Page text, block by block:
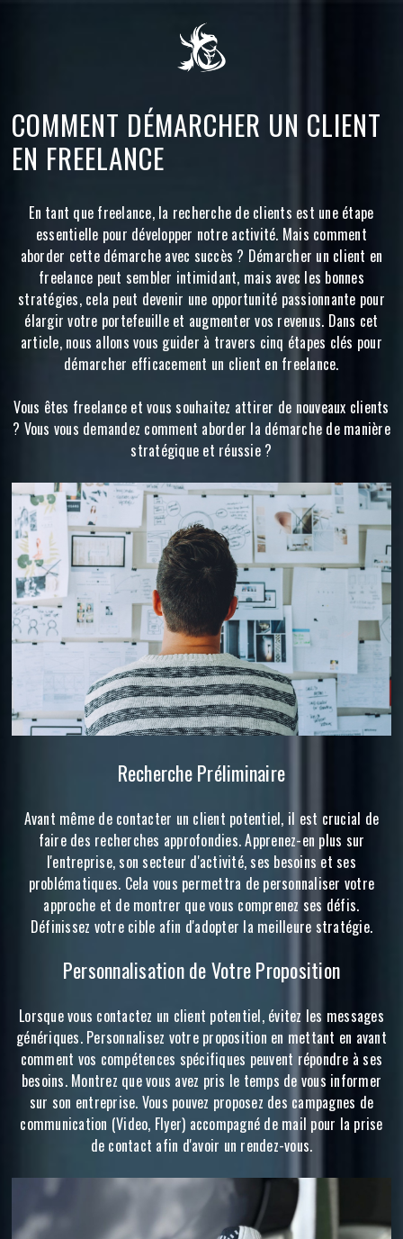
COMMENT DÉMARCHER UN CLIENT
EN FREELANCE
En tant que freelance, la recherche de clients est une étape
essentielle pour développer notre activité. Mais comment
aborder cette démarche avec succès ? Démarcher un client en
freelance peut sembler intimidant, mais avec les bonnes
stratégies, cela peut devenir une opportunité passionnante pour
élargir votre portefeuille et augmenter vos revenus. Dans cet
article, nous allons vous guider à travers cinq étapes clés pour
démarcher efficacement un client en freelance.
Vous êtes freelance et vous souhaitez attirer de nouveaux clients
? Vous vous demandez comment aborder la démarche de manière
stratégique et réussie ?
Recherche Préliminaire
Avant même de contacter un client potentiel, il est crucial de
faire des recherches approfondies. Apprenez-en plus sur
l'entreprise, son secteur d'activité, ses besoins et ses
problématiques. Cela vous permettra de personnaliser votre
approche et de montrer que vous comprenez ses défis.
Définissez votre cible afin d'adopter la meilleure stratégie.
Personnalisation de Votre Proposition
Lorsque vous contactez un client potentiel, évitez les messages
génériques. Personnalisez votre proposition en mettant en avant
comment vos compétences spécifiques peuvent répondre à ses
besoins. Montrez que vous avez pris le temps de vous informer
sur son entreprise. Vous pouvez proposez des campagnes de
communication (Video, Flyer) accompagné de mail pour la prise
de contact afin d'avoir un rendez-vous.